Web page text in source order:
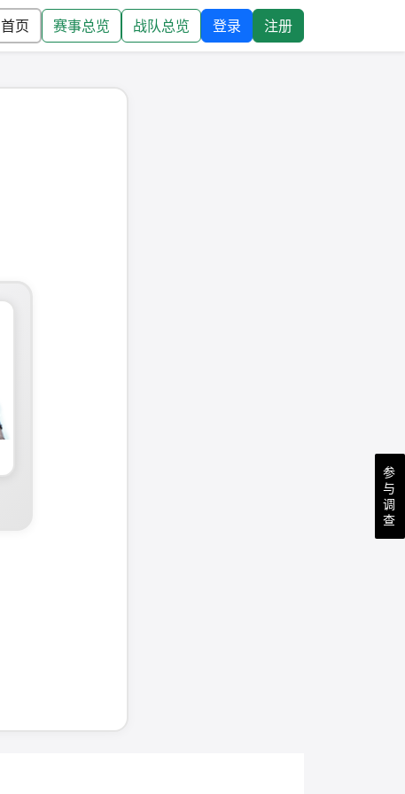
首页 赛事总览 战队总览 登录 注册
参
与
调
查